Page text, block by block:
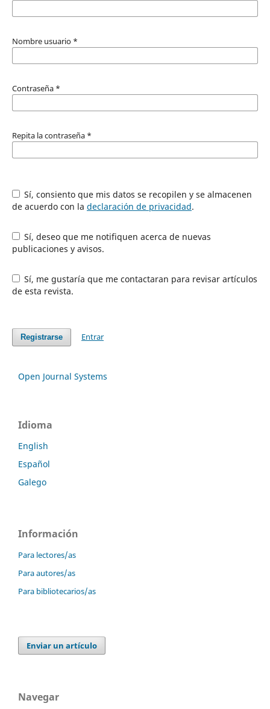
Nombre usuario *
Contraseña *
Repita la contraseña *
Sí, consiento que mis datos se recopilen y se almacenen
de acuerdo con la declaración de privacidad.
Sí, deseo que me notifiquen acerca de nuevas
publicaciones y avisos.
Sí, me gustaría que me contactaran para revisar artículos
de esta revista.
Registrarse Entrar
Open Journal Systems
Idioma
English
Español
Galego
Información
Para lectores/as
Para autores/as
Para bibliotecarios/as
Enviar un artículo
Navegar